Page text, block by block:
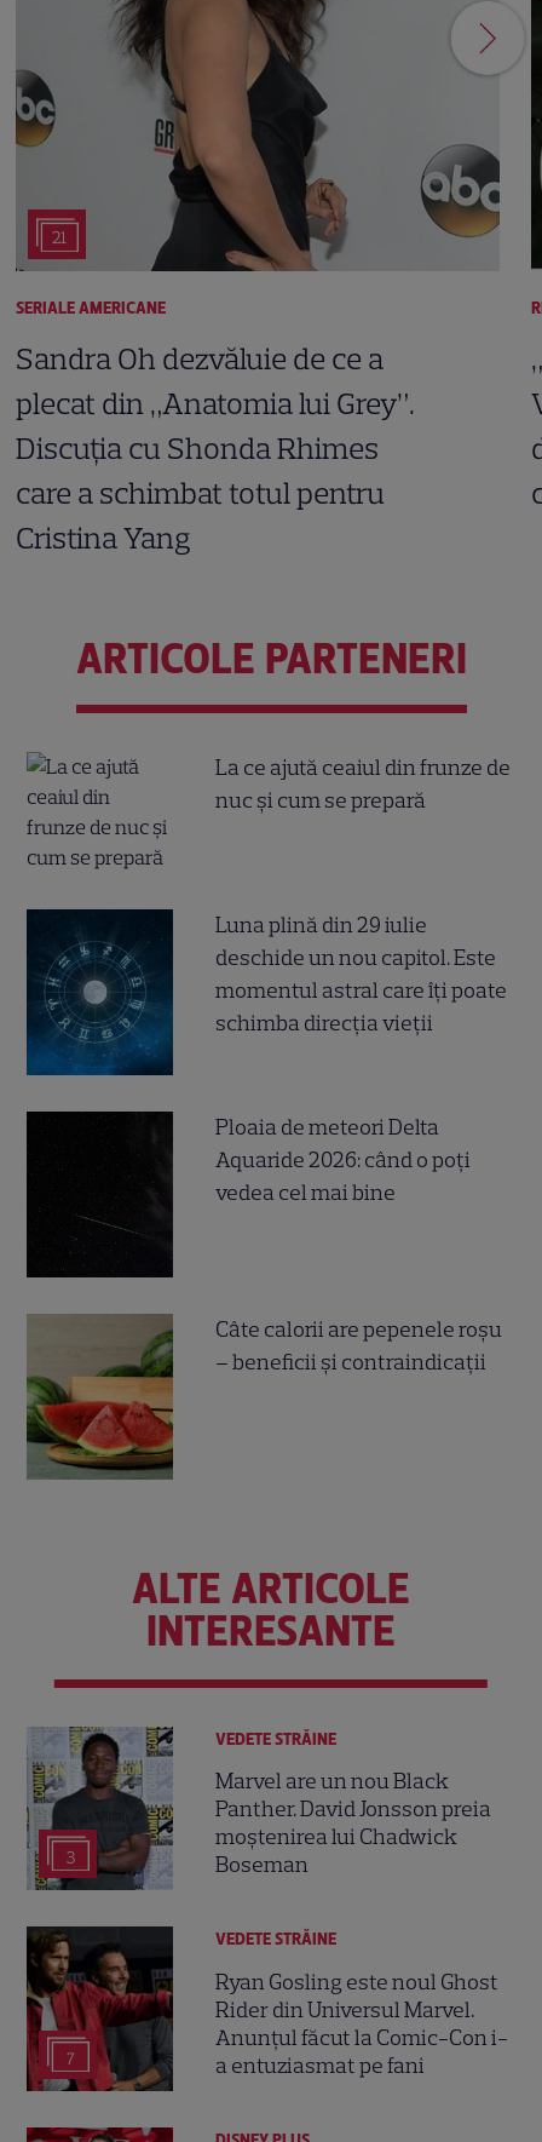
21
SERIALE AMERICANE
Sandra Oh dezvăluie de ce a
plecat din „Anatomia lui Grey”.
Discuția cu Shonda Rhimes
care a schimbat totul pentru
Cristina Yang
ARTICOLE PARTENERI
La ce ajută ceaiul din frunze de
nuc și cum se prepară
Luna plină din 29 iulie
deschide un nou capitol. Este
momentul astral care îți poate
schimba direcția vieții
Ploaia de meteori Delta
Aquaride 2026: când o poți
vedea cel mai bine
Câte calorii are pepenele roșu
– beneficii și contraindicații
ALTE ARTICOLE
INTERESANTE
3
VEDETE STRĂINE
Marvel are un nou Black
Panther. David Jonsson preia
moștenirea lui Chadwick
Boseman
7
VEDETE STRĂINE
Ryan Gosling este noul Ghost
Rider din Universul Marvel.
Anunțul făcut la Comic-Con i-
a entuziasmat pe fani